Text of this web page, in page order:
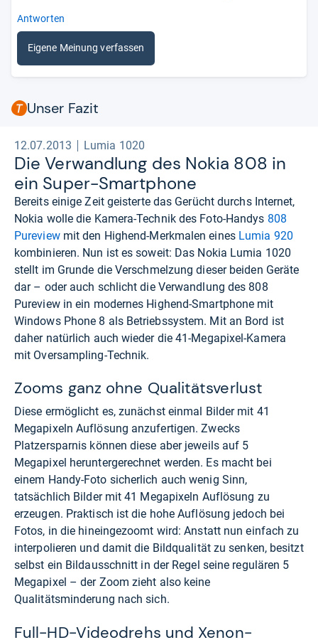
Antworten
Eigene Meinung verfassen
Unser Fazit
12.07.2013 Lumia 1020
Die Ver­wand­lung des Nokia 808 in
ein Super-​Smart­phone
Bereits einige Zeit geisterte das Gerücht durchs Internet,
Nokia wolle die Kamera-Technik des Foto-Handys 808
Pureviewmit den Highend-Merkmalen eines Lumia 920
kombinieren. Nun ist es soweit: Das Nokia Lumia 1020
stellt im Grunde die Verschmelzung dieser beiden Geräte
dar – oder auch schlicht die Verwandlung des 808
Pureview in ein modernes Highend-Smartphone mit
Windows Phone 8 als Betriebssystem. Mit an Bord ist
daher natürlich auch wieder die 41-Megapixel-Kamera
mit Oversampling-Technik.
Zooms ganz ohne Qualitätsverlust
Diese ermöglicht es, zunächst einmal Bilder mit 41
Megapixeln Auflösung anzufertigen. Zwecks
Platzersparnis können diese aber jeweils auf 5
Megapixel heruntergerechnet werden. Es macht bei
einem Handy-Foto sicherlich auch wenig Sinn,
tatsächlich Bilder mit 41 Megapixeln Auflösung zu
erzeugen. Praktisch ist die hohe Auflösung jedoch bei
Fotos, in die hineingezoomt wird: Anstatt nun einfach zu
interpolieren und damit die Bildqualität zu senken, besitzt
selbst ein Bildausschnitt in der Regel seine regulären 5
Megapixel – der Zoom zieht also keine
Qualitätsminderung nach sich.
Full-HD-Videodrehs und Xenon-